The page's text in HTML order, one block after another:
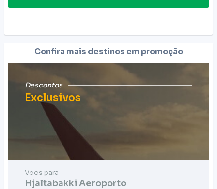
Confira mais destinos em promoção
Descontos
Exclusivos
Voos para
Hjaltabakki Aeroporto